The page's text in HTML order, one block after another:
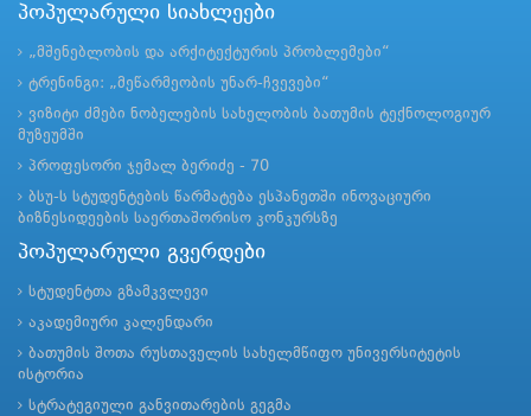
პოპულარული სიახლეები
„მშენებლობის და არქიტექტურის პრობლემები“
ტრენინგი: „მეწარმეობის უნარ-ჩვევები“
ვიზიტი ძმები ნობელების სახელობის ბათუმის ტექნოლოგიურ
მუზეუმში
პროფესორი ჯემალ ბერიძე - 70
ბსუ-ს სტუდენტების წარმატება ესპანეთში ინოვაციური
ბიზნესიდეების საერთაშორისო კონკურსზე
პოპულარული გვერდები
სტუდენტთა გზამკვლევი
აკადემიური კალენდარი
ბათუმის შოთა რუსთაველის სახელმწიფო უნივერსიტეტის
ისტორია
სტრატეგიული განვითარების გეგმა